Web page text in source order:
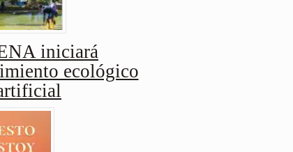
iniciará
ecológico